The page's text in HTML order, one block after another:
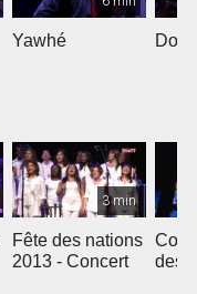
Yawhé
3 min
Fête des nations
2013 - Concert
des